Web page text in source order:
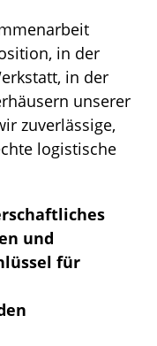
in der
in der
unserer
zuverlässige,
logistische
und
für